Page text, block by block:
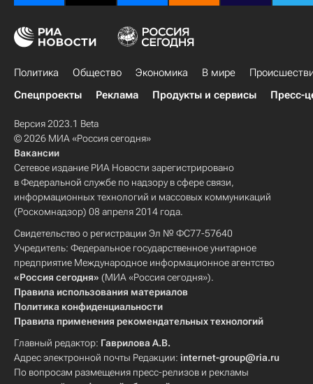
Политика Общество Экономика В мире
Спецпроекты
Реклама Продукты и сервисы Пресс-
Версия 2023.1 Beta
© 2026 МИА «Россия сегодня»
Вакансии
Сетевое издание РИА Новости зарегистрировано
в Федеральной службе по надзору в сфере связи,
информационных технологий и массовых коммуникаций
(Роскомнадзор) 08 апреля 2014 года.
Свидетельство о регистрации Эл № ФС77-57640
Учредитель: Федеральное государственное унитарное
предприятие Международное информационное агентство
«Россия сегодня» (МИА «Россия сегодня»).
Правила использования материалов
Политика конфиденциальности
Правила применения рекомендательных технологий
Главный редактор: Гаврилова А.В.
Адрес электронной почты Редакции: internet-group@ria.ru
По вопросам размещения пресс-релизов и рекламы